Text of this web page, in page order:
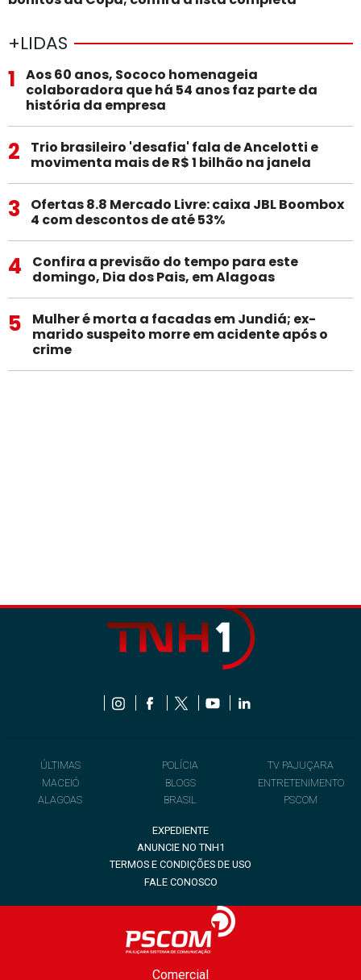
+LIDAS
1
Aos 60 anos, Sococo homenageia
colaboradora que há 54 anos faz parte da
história da empresa
2
Trio brasileiro 'desafia' fala de Ancelotti e
movimenta mais de R$ 1 bilhão na janela
3
Ofertas 8.8 Mercado Livre: caixa JBL Boombox
4 com descontos de até 53%
4
Confira a previsão do tempo para este
domingo, Dia dos Pais, em Alagoas
5
Mulher é morta a facadas em Jundiá; ex-
marido suspeito morre em acidente após o
crime
ÚLTIMAS
MACEIÓ
ALAGOAS
POLÍCIA
BLOGS
BRASIL
TV PAJUÇARA
ENTRETENIMENTO
PSCOM
EXPEDIENTE
ANUNCIE NO TNH1
TERMOS E CONDIÇÕES DE USO
FALE CONOSCO
Comercial